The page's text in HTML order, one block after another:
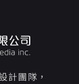
計團隊，